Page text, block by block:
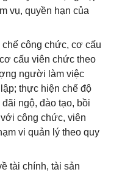
vụ, quyền hạn của
chế công chức, cơ cấu
cấu viên chức theo
người làm việc
thực hiện chế độ
ngộ, đào tạo, bồi
công chức, viên
vi quản lý theo quy
tài chính, tài sản